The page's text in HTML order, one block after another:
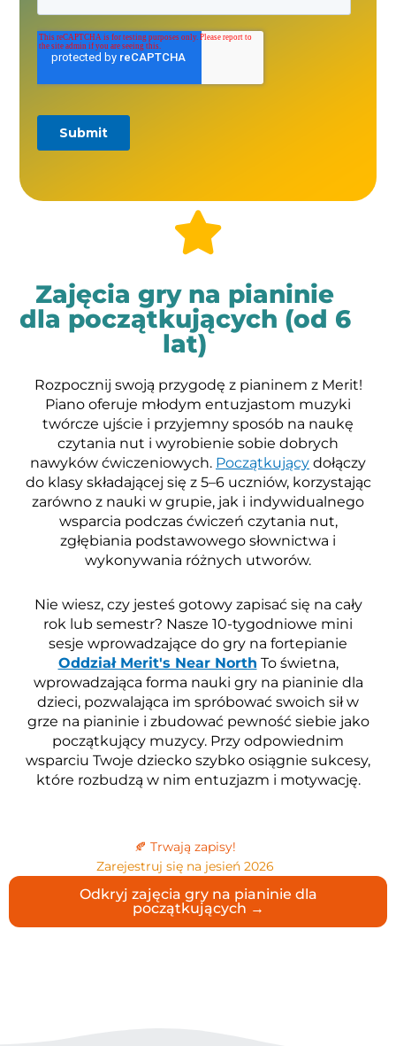
Zajęcia gry na pianinie
dla początkujących (od 6
lat)
Rozpocznij swoją przygodę z pianinem z Merit!
Piano oferuje młodym entuzjastom muzyki
twórcze ujście i przyjemny sposób na naukę
czytania nut i wyrobienie sobie dobrych
nawyków ćwiczeniowych. Początkujący dołączy
do klasy składającej się z 5–6 uczniów, korzystając
zarówno z nauki w grupie, jak i indywidualnego
wsparcia podczas ćwiczeń czytania nut,
zgłębiania podstawowego słownictwa i
wykonywania różnych utworów.
Nie wiesz, czy jesteś gotowy zapisać się na cały
rok lub semestr? Nasze 10-tygodniowe mini
sesje wprowadzające do gry na fortepianie
Oddział Merit's Near North To świetna,
wprowadzająca forma nauki gry na pianinie dla
dzieci, pozwalająca im spróbować swoich sił w
grze na pianinie i zbudować pewność siebie jako
początkujący muzycy. Przy odpowiednim
wsparciu Twoje dziecko szybko osiągnie sukcesy,
które rozbudzą w nim entuzjazm i motywację.
🍂 Trwają zapisy!
Zarejestruj się na jesień 2026
Odkryj zajęcia gry na pianinie dla
początkujących →